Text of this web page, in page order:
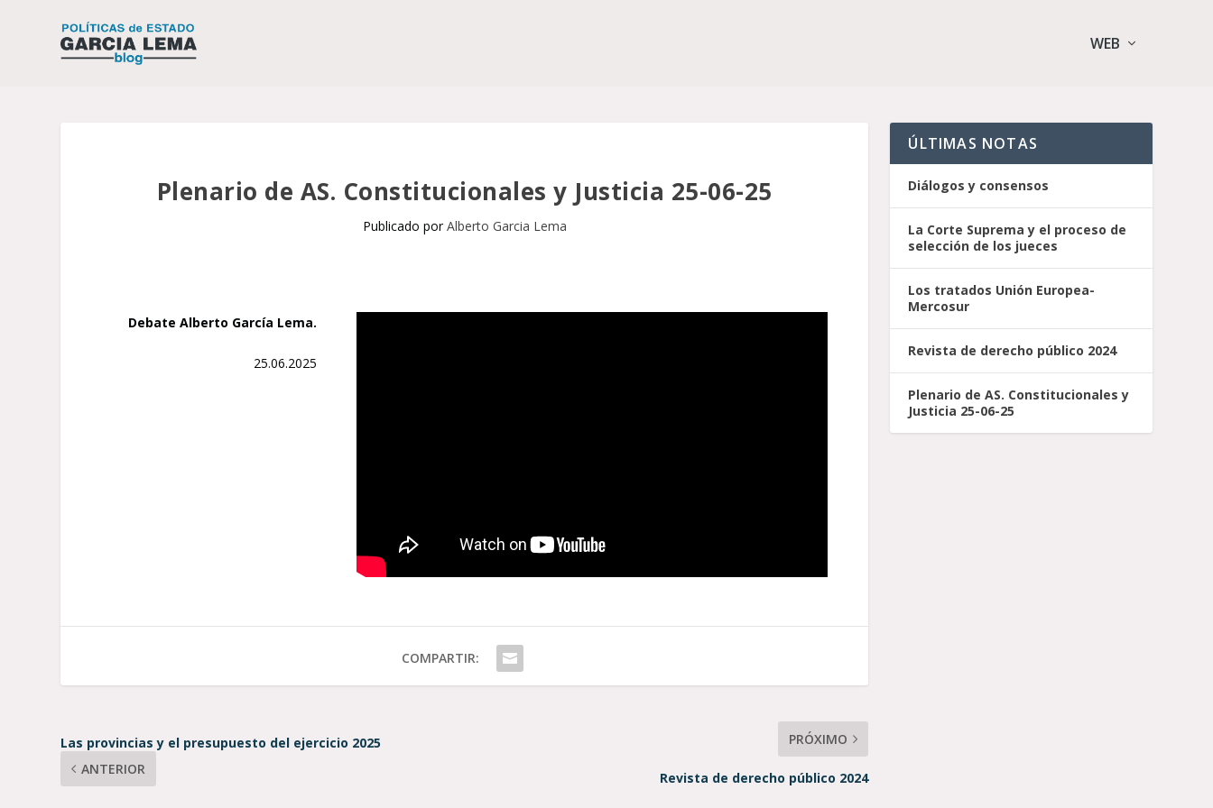
WEB
Plenario de AS. Constitucionales y Justicia 25-06-25
Publicado porAlberto Garcia Lema
Debate Alberto García Lema.
25.06.2025
COMPARTIR:
Las provincias y el presupuesto del ejercicio 2025
ANTERIOR
PRÓXIMO
Revista de derecho público 2024
ÚLTIMAS NOTAS
Diálogos y consensos
La Corte Suprema y el proceso de
selección de los jueces
Los tratados Unión Europea-
Mercosur
Revista de derecho público 2024
Plenario de AS. Constitucionales y
Justicia 25-06-25